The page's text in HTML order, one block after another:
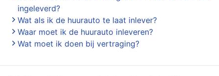
ingeleverd?
Wat als ik de huurauto te laat inlever?
Waar moet ik de huurauto inleveren?
Wat moet ik doen bij vertraging?